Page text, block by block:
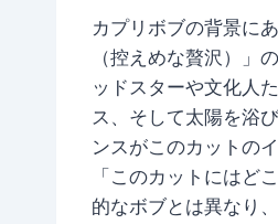
カプリボブの背景に
（控えめな贅沢）」
ッドスターや文化人
ス、そして太陽を浴
ンスがこのカットの
「このカットにはど
的なボブとは異なり